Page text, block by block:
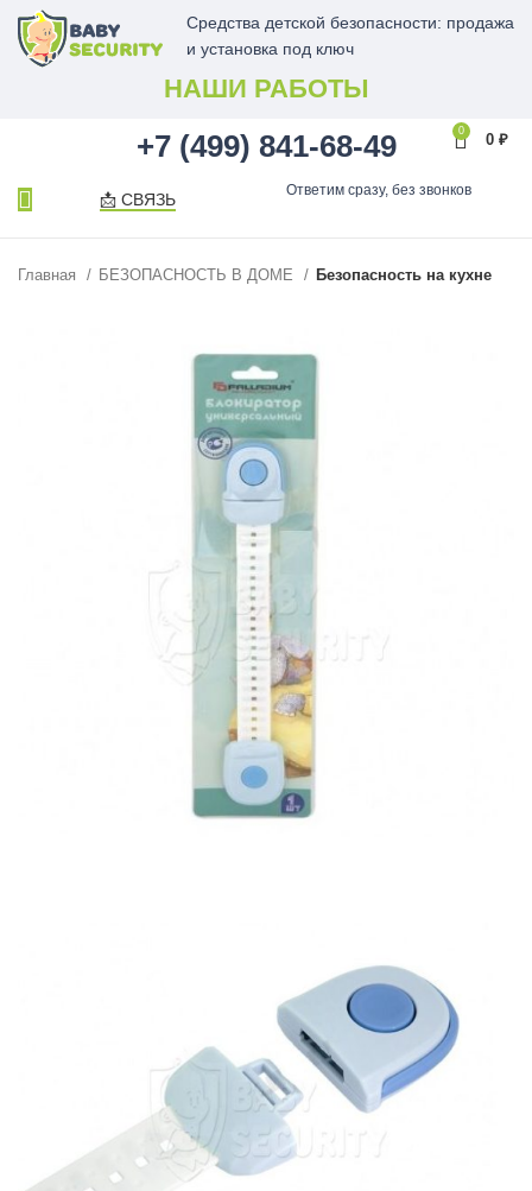
Средства детской безопасности: продажа
и установка под ключ
НАШИ РАБОТЫ
+7 (499) 841-68-49 0
0 ₽
📩 СВЯЗЬ Ответим сразу, без звонков
Главная БЕЗОПАСНОСТЬ В ДОМЕ Безопасность на кухне